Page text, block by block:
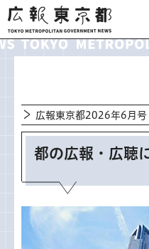
広報東京都
広報東京都2026年6月号
都の広報・広聴